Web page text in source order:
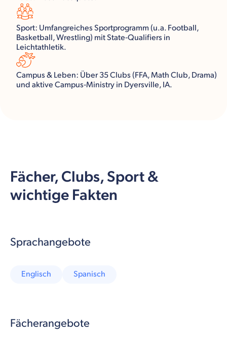
Sport: Umfangreiches Sportprogramm (u.a. Football,
Basketball, Wrestling) mit State‑Qualifiers in
Leichtathletik.
Campus & Leben: Über 35 Clubs (FFA, Math Club, Drama)
und aktive Campus‑Ministry in Dyersville, IA.
Fächer, Clubs, Sport &
wichtige Fakten
Sprachangebote
Englisch Spanisch
Fächerangebote